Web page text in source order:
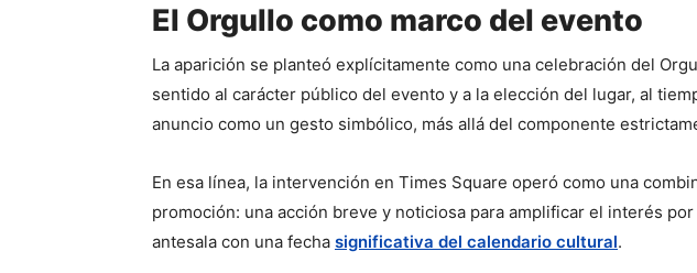
trazabilidad en
denuncias contra
El Orgullo como marco del evento
La aparición se planteó explícitamente como una celebración del
sentido al carácter público del evento y a la elección del lugar, al
anuncio como un gesto simbólico, más allá del componente
En esa línea, la intervención en Times Square operó como una
promoción: una acción breve y noticiosa para amplificar el interés
antesala con una fecha significativa del calendario cultural.